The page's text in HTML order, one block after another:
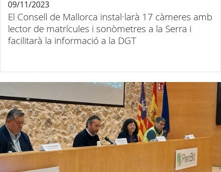
El Consell de Mallorca instal·larà 17 càmeres amb
lector de matrícules i sonòmetres a la Serra i
facilitarà la informació a la DGT
09/11/2023